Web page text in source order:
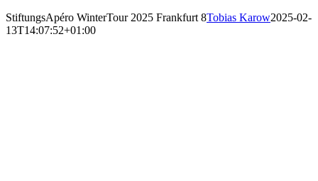
StiftungsApéro WinterTour 2025 Frankfurt 8Tobias Karow2025-02-
13T14:07:52+01:00